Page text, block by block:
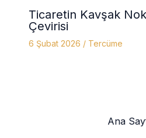
Ticaretin Kavşak
Çevirisi
6 Şubat 2026 / Tercüme
Ana